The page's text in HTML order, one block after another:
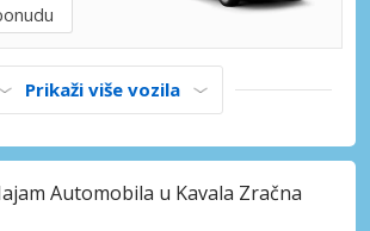
Prikaži više vozila
Automobila u Kavala Zračna